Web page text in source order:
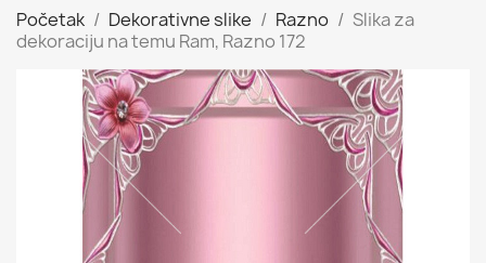
Početak Dekorativne slike Razno
Slika za
dekoraciju na temu Ram, Razno 172